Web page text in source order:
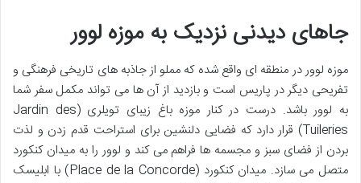
جاهای دیدنی نزدیک به موزه لوور
موزه لوور در منطقه ای واقع شده که مملو از جاذبه های تاریخی فرهنگی و
تفریحی دیگر در پاریس است و بازدید از آن ها می تواند مکمل سفر شما
به لوور باشد. درست در کنار موزه باغ زیبای تویلری (Jardin des
Tuileries) قرار دارد که فضایی دلنشین برای استراحت قدم زدن و لذت
بردن از فضای سبز و مجسمه ها فراهم می کند و لوور را به میدان کنکورد
متصل می سازد. میدان کنکورد (Place de la Concorde) با ابلیسک